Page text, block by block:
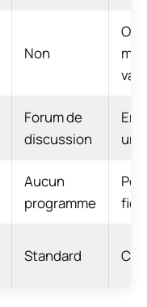
Non
Forum de
discussion
Aucun
programme
Standard